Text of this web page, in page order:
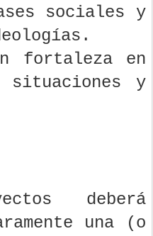
sociales y
fortaleza en
situaciones y
deberá
una (o